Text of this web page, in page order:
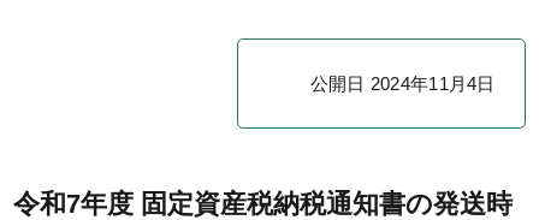
公開日 2024年11月4日
令和7年度 固定資産税納税通知書の発送時